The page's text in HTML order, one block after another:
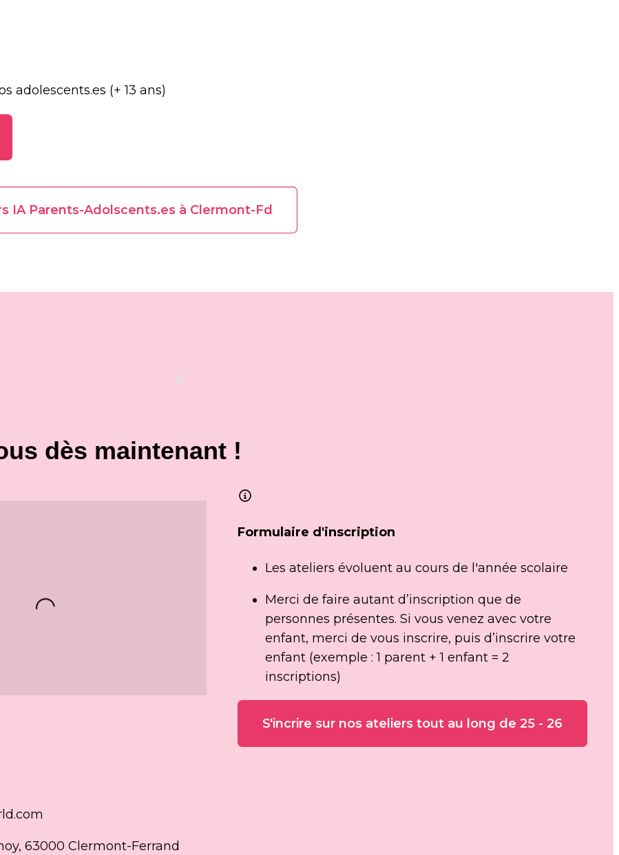
adolescents.es (+ 13 ans)
IA Parents-Adolscents.es à Clermont-Fd
dès maintenant !
Loading...
63000 Clermont-Ferrand
Formulaire d'inscription
Les ateliers évoluent au cours de l'année scolaire
Merci de faire autant d’inscription que de
personnes présentes. Si vous venez avec votre
enfant, merci de vous inscrire, puis d’inscrire votre
enfant (exemple : 1 parent + 1 enfant = 2
inscriptions)
S'incrire sur nos ateliers tout au long de 25 - 26